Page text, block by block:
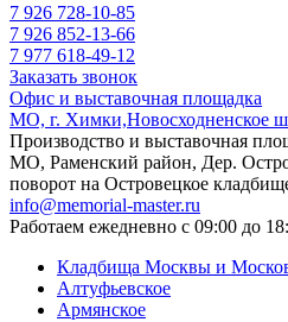
7 926 728-10-85
7 926 852-13-66
7 977 618-49-12
Заказать звонок
Офис и выставочная площадка
МО, г. Химки,Новосходненское
Производство и выставочная
МО, Раменский район, Дер.
поворот на Островецкое
info@memorial-master.ru
Работаем ежедневно с 09:00 до
Кладбища Москвы и
Алтуфьевское
Армянское